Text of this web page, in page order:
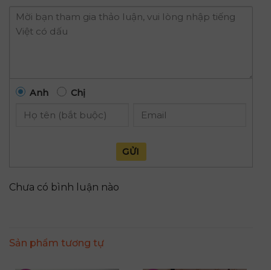
Anh Chị
GỬI
Chưa có bình luận nào
Sản phẩm tương tự